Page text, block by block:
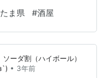
、今回は時間もあ
ルに向かいます(*´з`)
ま県 #酒屋
ーダ割（ハイボール）
• 3年前